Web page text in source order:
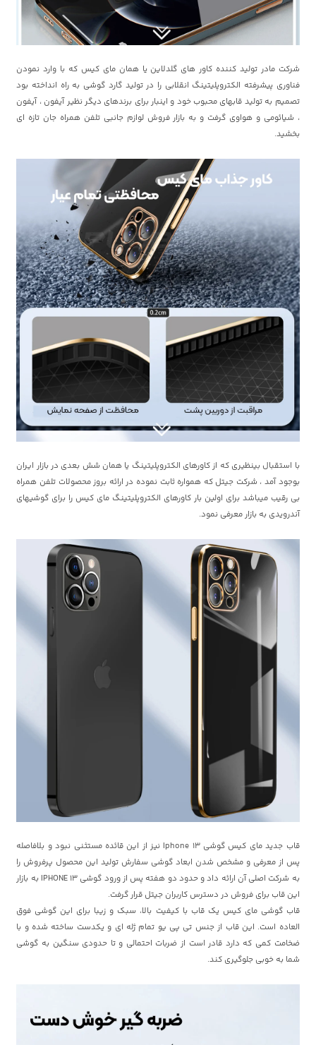
شرکت مادر تولید کننده کاور های گلدلاین یا همان مای کیس که با وارد نمودن
فناوری پیشرفته الکتروپلیتینگ انقلابی را در تولید گارد گوشی به راه انداخته بود
تصمیم به تولید قابهای محبوب خود و اینبار برای برندهای دیگر نظیر آیفون ، آیفون
، شیائومی و هواوی گرفت و به بازار فروش لوازم جانبی تلفن همراه جان تازه ای
بخشید.
با استقبال بینظیری که از کاورهای الکتروپلیتینگ یا همان شش بعدی در بازار ایران
بوجود آمد ، شرکت جیتل که همواره ثابت نموده در ارائه بروز محصولات تلفن همراه
بی رقیب میباشد برای اولین بار کاورهای الکتروپلیتینگ مای کیس را برای گوشیهای
آندرویدی به بازار معرفی نمود.
قاب جدید مای کیس گوشی Iphone 13 نیز از این قائده مستثنی نبود و بلافاصله
پس از معرفی و مشخص شدن ابعاد گوشی سفارش تولید این محصول پرفروش را
به شرکت اصلی آن ارائه داد و حدود دو هفته پس از ورود گوشی IPHONE 13 به بازار
این قاب برای فروش در دسترس کاربران جیتل قرار گرفت.
قاب گوشی مای کیس یک قاب با کیفیت بالا، سبک و زیبا برای این گوشی فوق
العاده است. این قاب از جنس تی پی یو تمام ژله ای و یکدست ساخته شده و با
ضخامت کمی که دارد قادر است از ضربات احتمالی و تا حدودی سنگین به گوشی
شما به خوبی جلوگیری کند.